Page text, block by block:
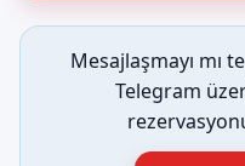
Mesajlaşmayı mı
Telegram